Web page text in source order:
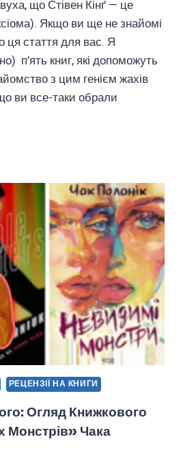
що Стівен Кінґ — це
Якщо ви ще не знайомі
ця стаття для вас. Я
п’ять книг, які допоможуть
з цим генієм жахів
ви все-таки обрали
РЕЦЕНЗІЇ НА КНИГИ
Огляд Книжкового
​​монстрів» Чака